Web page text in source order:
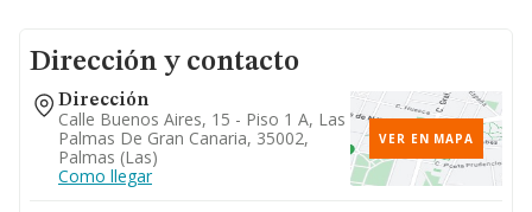
Dirección y contacto
Dirección
Calle Buenos Aires, 15 - Piso 1 A, Las
Palmas De Gran Canaria, 35002,
Palmas (las)
Como llegar
VER EN MAPA